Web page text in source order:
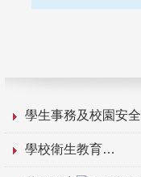
學生事務及校園安全
學校衛生教育